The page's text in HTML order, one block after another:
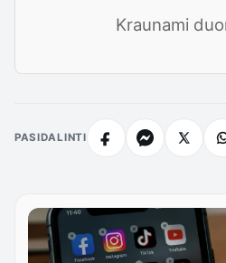
Kraunami
PASIDALINTI